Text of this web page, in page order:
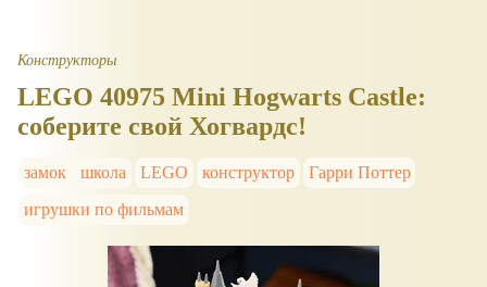
Конструкторы
LEGO 40975 Mini Hogwarts Castle:
соберите свой Хогвардс!
замок школа LEGO конструктор
Гарри Поттер
игрушки по фильмам